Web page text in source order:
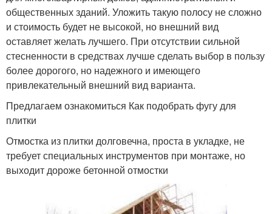
общественных зданий. Уложить такую полосу не сложно
и стоимость будет не высокой, но внешний вид
оставляет желать лучшего. При отсутствии сильной
стесненности в средствах лучше сделать выбор в пользу
более дорогого, но надежного и имеющего
привлекательный внешний вид варианта.
Предлагаем ознакомиться Как подобрать фугу для
плитки
Отмостка из плитки долговечна, проста в укладке, не
требует специальных инструментов при монтаже, но
выходит дороже бетонной отмостки